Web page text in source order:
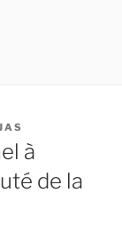
à
de la